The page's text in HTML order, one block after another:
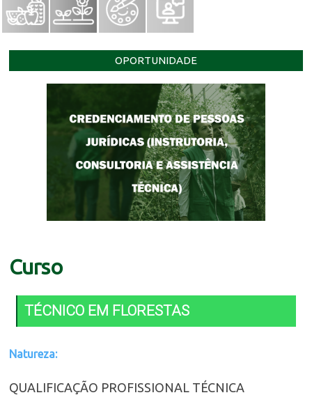
OPORTUNIDADE
Curso
TÉCNICO EM FLORESTAS
Natureza:
QUALIFICAÇÃO PROFISSIONAL TÉCNICA